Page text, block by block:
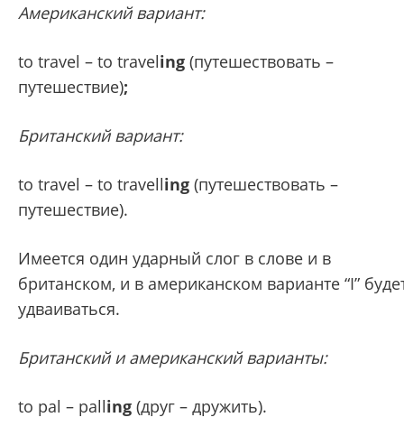
Американский вариант:
to travel – to traveling (путешествовать –
путешествие);
Британский вариант:
to travel – to travelling (путешествовать –
путешествие).
Имеется один ударный слог в слове и в
британском, и в американском варианте “I”
удваиваться.
Британский и американский варианты:
to pal – palling (друг – дружить).